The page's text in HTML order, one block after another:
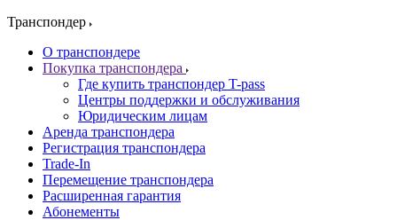
Транспондер
О транспондере
Покупка транспондера
Где купить транспондер T-pass
Центры поддержки и обслуживания
Юридическим лицам
Аренда транспондера
Регистрация транспондера
Trade-In
Перемещение транспондера
Расширенная гарантия
Абонементы